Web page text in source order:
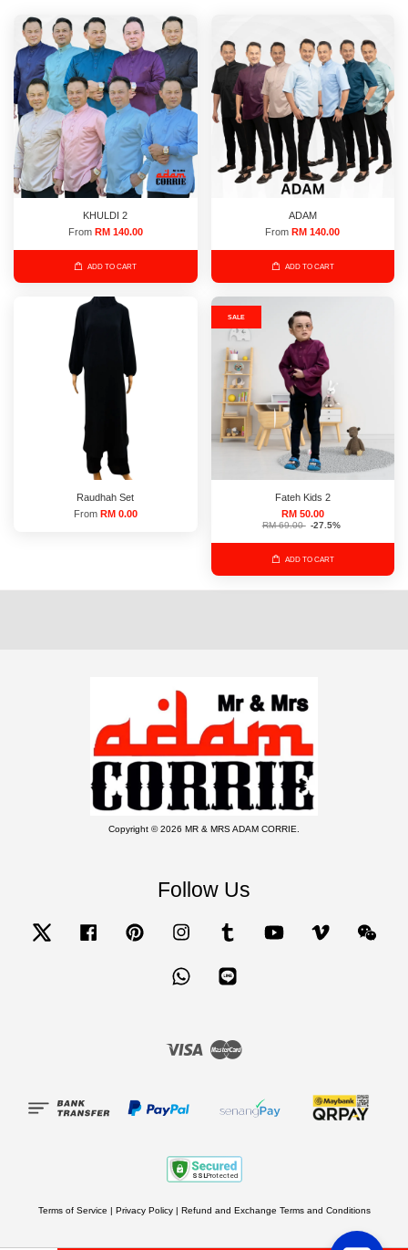
KHULDI 2
From RM 140.00
ADD TO CART
ADAM
From RM 140.00
ADD TO CART
Raudhah Set
From RM 0.00
SALE
Fateh Kids 2
RM 50.00
RM 69.00 -27.5%
ADD TO CART
Copyright © 2026 MR & MRS ADAM CORRIE.
Follow Us
Twitter Facebook Pinterest Instagram Tumblr YouTube Vimeo
Whatsapp
Visa
Terms of Service | Privacy Policy| Refund and Exchange Terms and Conditions